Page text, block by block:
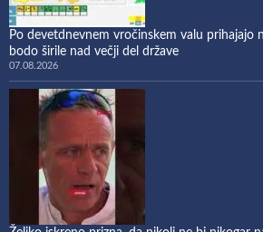
Po devetdnevnem vročinskem valu prihajajo
bodo širile nad večji del države
07.08.2026